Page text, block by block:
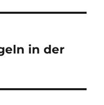
in der